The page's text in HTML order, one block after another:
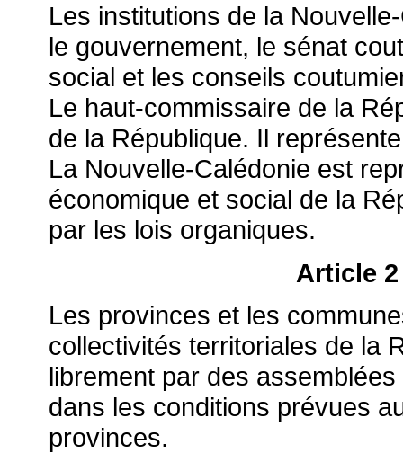
Les institutions de la
le gouvernement, le sénat
social et les conseils
Le haut-commissaire de la
de la République. Il
La Nouvelle-Calédonie est
économique et social de la
par les lois organiques.
Article
Les provinces et les
collectivités territoriales de la
librement par des
dans les conditions prévues
provinces.